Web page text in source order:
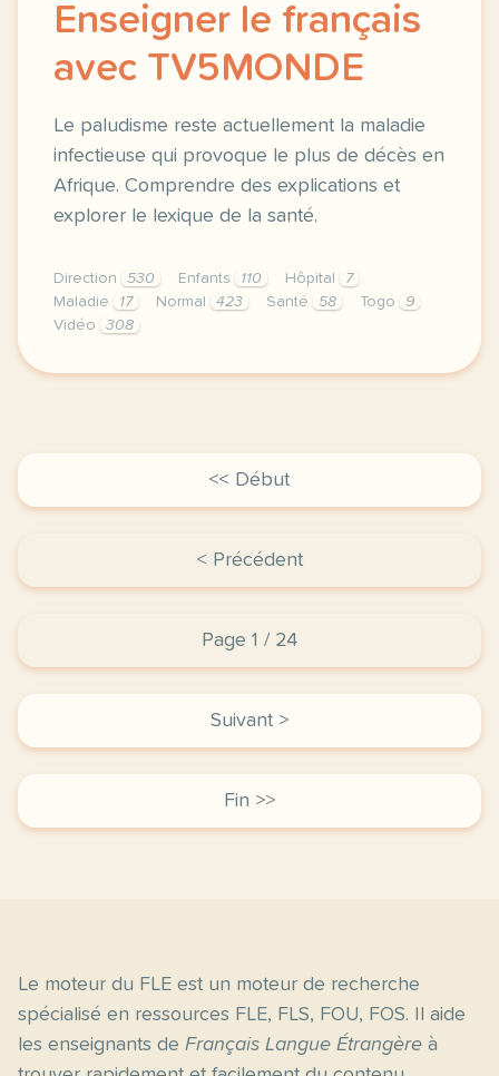
Enseigner le français
avec TV5MONDE
Le paludisme reste actuellement la maladie
infectieuse qui provoque le plus de décès en
Afrique. Comprendre des explications et
explorer le lexique de la santé.
Direction 530 Enfants 110 Hôpital
7
Maladie
17 Normal 423 Santé 58 Togo
9
Vidéo
308
didomi host didomi components button cursor
<< Début
< Précédent
Page 1 / 24
Suivant >
Fin >>
Le moteur du FLE est un moteur de recherche
spécialisé en ressources FLE, FLS, FOU, FOS. Il aide
les enseignants de Français Langue Étrangère à